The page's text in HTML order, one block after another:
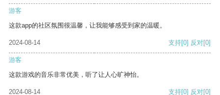
游客
这款app的社区氛围很温馨，让我能够感受到家的温暖。
2024-08-14 支持[0] 反对[0]
游客
这款游戏的音乐非常优美，听了让人心旷神怡。
2024-08-14 支持[0] 反对[0]